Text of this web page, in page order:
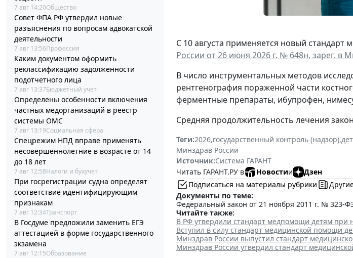
7 авг 14:20Общество
Совет ФПА РФ утвердил новые
разъяснения по вопросам адвокатской
деятельности
7 авг 13:56Профессия
Каким документом оформить
реклассификацию задолженности
подотчетного лица
7 авг 13:37Бюджетный учет
Определены особенности включения
частных медорганизаций в реестр
системы ОМС
7 авг 13:19Социальная сфера
Спецрежим НПД вправе применять
несовершеннолетние в возрасте от 14
до 18 лет
7 авг 12:58Налоги и бухучет
При госрегистрации судна определят
соответствие идентифицирующим
признакам
7 авг 12:34Транспорт
В Госдуме предложили заменить ЕГЭ
аттестацией в форме государственного
экзамена
7 авг 12:15Образование
С 10 августа применяется новый
России от 26 июня 2026 г. № 648н, зарег. в
В число инструментальных методов
рентгенография пораженной части
ферментные препараты, ибупрофен,
Средняя продолжительность лечения
Теги:2026,государственный контроль (надзор),
Минздрав России
Источник:Система ГАРАНТ
Читать ГАРАНТ.РУ в
Новостии
Дзен
Подписаться на материалы рубрики
Документы по теме:
Федеральный закон от 21 ноября 2011 г. № 323-
Читайте также:
В РФ утвердили стандарт медпомощи детям при
Вступил в силу стандарт медицинской помощи
Минздрав России выпустил стандарт
Минздрав России утвердил стандарт